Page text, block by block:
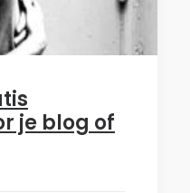
je blog of